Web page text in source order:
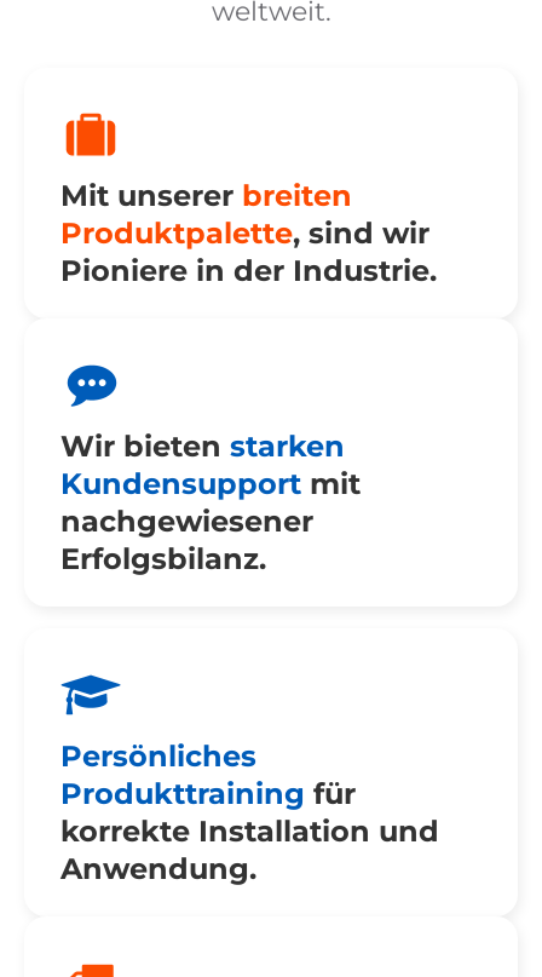
weltweit.
Mit unserer breiten
Produktpalette, sind wir
Pioniere in der Industrie.
Wir bieten starken
Kundensupport mit
nachgewiesener
Erfolgsbilanz.
Persönliches
Produkttraining für
korrekte Installation und
Anwendung.